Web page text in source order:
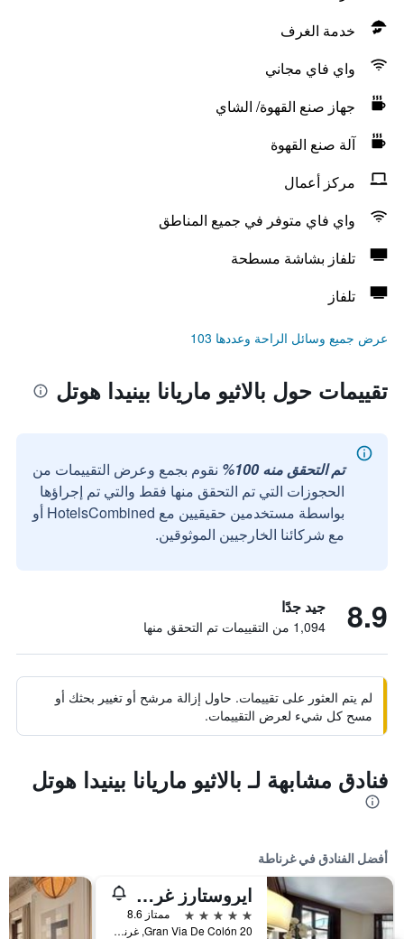
خدمة الغرف
واي فاي مجاني
جهاز صنع القهوة/ الشاي
آلة صنع القهوة
مركز أعمال
واي فاي متوفر في جميع المناطق
تلفاز بشاشة مسطحة
تلفاز
عرض جميع وسائل الراحة وعددها 103
تقييمات حول بالاثيو ماريانا بينيدا هوتل
تم التحقق منه 100%
نقوم بجمع وعرض التقييمات من
الحجوزات التي تم التحقق منها فقط والتي تم إجراؤها
بواسطة مستخدمين حقيقيين مع HotelsCombined أو
مع شركائنا الخارجيين الموثوقين.
8.9 جيد جدًا
1,094 من التقييمات تم التحقق منها
لم يتم العثور على تقييمات. حاول إزالة مرشح أو تغيير بحثك أو
مسح كل شيء لعرض التقييمات.
فنادق مشابهة لـ بالاثيو ماريانا بينيدا هوتل
أفضل الفنادق في غرناطة
ايروستارز غران فيا
5 نجوم
ممتاز 8.6
Gran Via De Colón 20, غرناطة, منطقة أندلوسيا, أسبانيا